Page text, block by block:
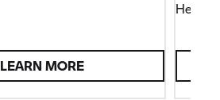
LEARN MORE